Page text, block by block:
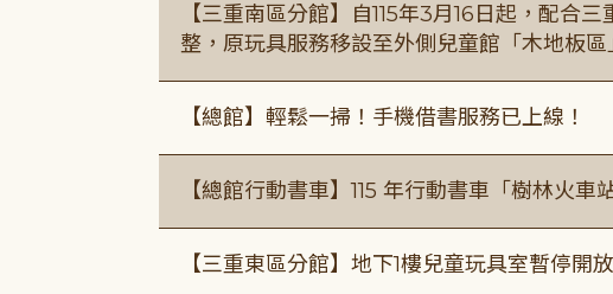
【三重南區分館】自115年3月16日起，配合
整，原玩具服務移設至外側兒童館「木地板區
【總館】輕鬆一掃！手機借書服務已上線！
【總館行動書車】115 年行動書車「樹林火車
【三重東區分館】地下1樓兒童玩具室暫停開